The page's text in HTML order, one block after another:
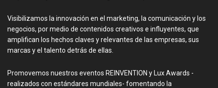
Visibilizamos la innovación en el marketing, la comunicación y los
negocios, por medio de contenidos creativos e influyentes, que
amplifican los hechos claves y relevantes de las empresas, sus
marcas y el talento detrás de ellas.
Promovemos nuestros eventos REINVENTION y Lux Awards -
realizados con estándares mundiales- fomentando la